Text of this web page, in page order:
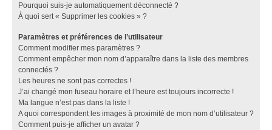
Pourquoi suis-je automatiquement déconnecté ?
À quoi sert « Supprimer les cookies » ?
Paramètres et préférences de l’utilisateur
Comment modifier mes paramètres ?
Comment empêcher mon nom d’apparaître dans la liste des membres
connectés ?
Les heures ne sont pas correctes !
J’ai changé mon fuseau horaire et l’heure est toujours incorrecte !
Ma langue n’est pas dans la liste !
A quoi correspondent les images à proximité de mon nom d’utilisateur ?
Comment puis-je afficher un avatar ?